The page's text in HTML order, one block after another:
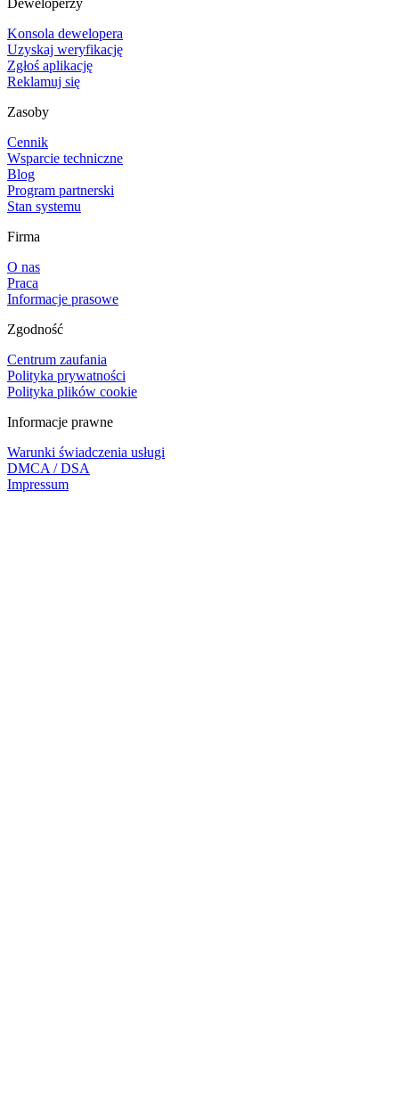
Konsola dewelopera
Uzyskaj weryfikację
Zgłoś aplikację
Reklamuj się
Zasoby
Cennik
Wsparcie techniczne
Blog
Program partnerski
Stan systemu
Firma
O nas
Praca
Informacje prasowe
Zgodność
Centrum zaufania
Polityka prywatności
Polityka plików cookie
Informacje prawne
Warunki świadczenia usługi
DMCA / DSA
Impressum